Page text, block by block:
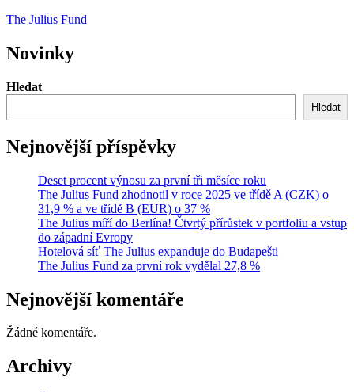
Přejít
obsahu
The Julius Fund
Novinky
Hledat
Hledat
Nejnovější příspěvky
Deset procent výnosu za první tři měsíce roku
The Julius Fund zhodnotil v roce 2025 ve třídě A (CZK) o
31,9 % a ve třídě B (EUR) o 37 %
The Julius míří do Berlína! Čtvrtý přírůstek v portfoliu a vstup
do západní Evropy
Hotelová síť The Julius expanduje do Budapešti
The Julius Fund za první rok vydělal 27,8 %
Nejnovější komentáře
Žádné komentáře.
Archivy